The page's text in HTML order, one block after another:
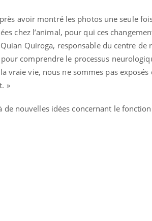
avoir montré les photos une seule
chez l’animal, pour qui ces
Quiroga, responsable du centre de
comprendre le processus
vraie vie, nous ne sommes pas exposés
»
nouvelles idées concernant le
mental ou
de la
ce qui la rend
osait en parler??
En 2026, l'insuline
reste entourée
patients comme